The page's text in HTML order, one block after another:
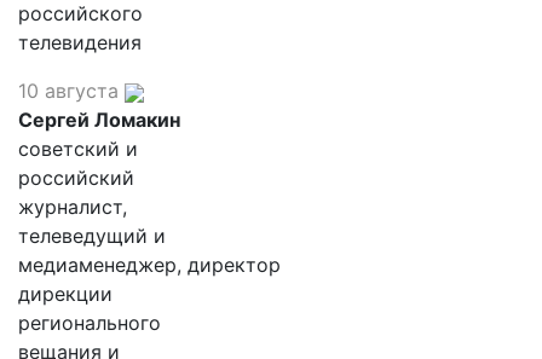
российского
телевидения
10 августа
Сергей Ломакин
советский и
российский
журналист,
телеведущий и
медиаменеджер, директор
дирекции
регионального
вещания и